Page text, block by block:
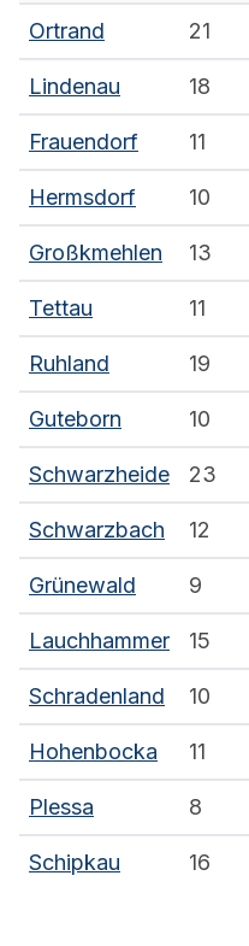
Ortrand 21
Lindenau 18
Frauendorf 11
Hermsdorf 10
Großkmehlen 13
Tettau 11
Ruhland 19
Guteborn 10
Schwarzheide 23
Schwarzbach 12
Grünewald 9
Lauchhammer 15
Schradenland 10
Hohenbocka 11
Plessa 8
Schipkau 16